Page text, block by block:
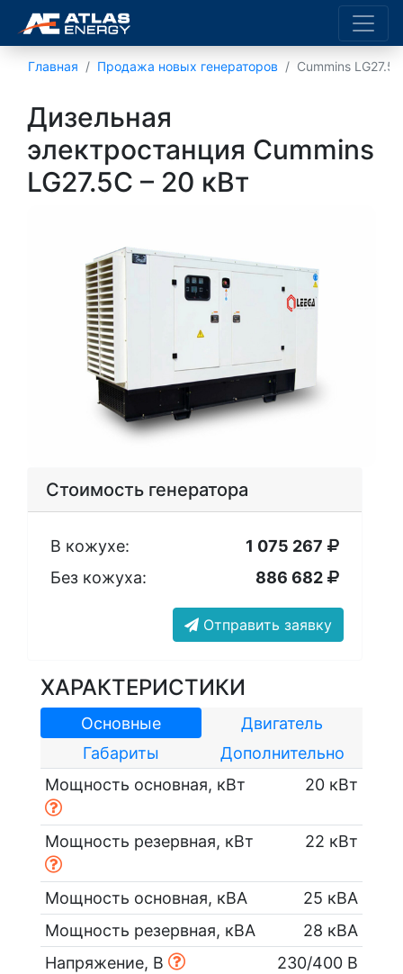
Главная Продажа новых генераторов Cummins LG27.5C
Дизельная
электростанция Cummins
LG27.5C – 20 кВт
Стоимость генератора
В кожухе:
1 075 267
Без кожуха:
886 682
Отправить заявку
ХАРАКТЕРИСТИКИ
Основные
Двигатель
Габариты
Дополнительно
Мощность основная, кВт
20 кВт
Мощность резервная, кВт 22 кВт
Мощность основная, кВА
25 кВА
Мощность резервная, кВА
28 кВА
Напряжение, В
230/400 В